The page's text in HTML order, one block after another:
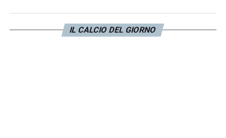
rientranteCambiaso, senza escludere
Miretti: tutti possibili presenti nella lista per i
IL CALCIO DEL GIORNO